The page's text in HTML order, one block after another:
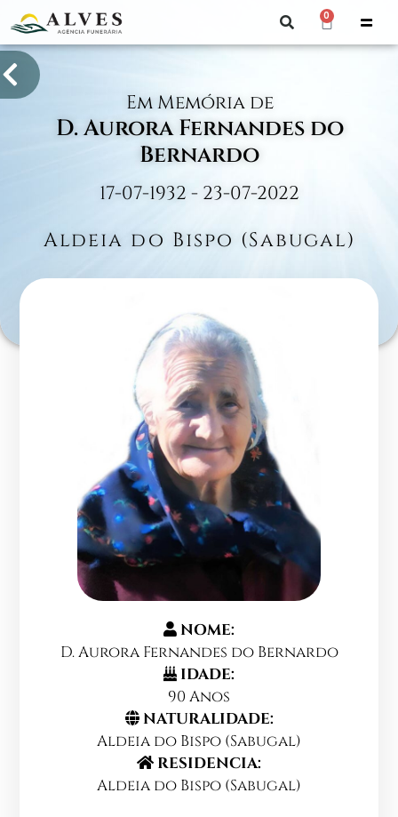
0
Em Memória de
D. Aurora Fernandes do
Bernardo
17-07-1932 - 23-07-2022
Aldeia do Bispo (Sabugal)
NOME:
D. Aurora Fernandes do Bernardo
IDADE:
90 Anos
NATURALIDADE:
Aldeia do Bispo (Sabugal)
RESIDENCIA:
Aldeia do Bispo (Sabugal)